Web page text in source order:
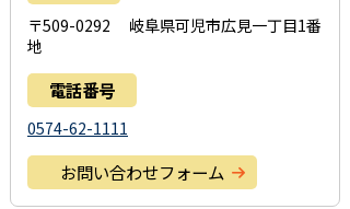
〒509-0292 岐阜県可児市広見一丁目1番
地
電話番号
0574-62-1111
お問い合わせフォーム